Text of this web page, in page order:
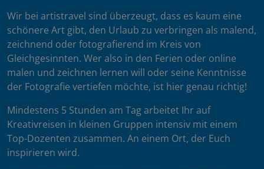
Wir bei artistravel sind überzeugt, dass es kaum eine
schönere Art gibt, den Urlaub zu verbringen als malend,
zeichnend oder fotografierend im Kreis von
Gleichgesinnten. Wer also in den Ferien oder online
malen und zeichnen lernen will oder seine Kenntnisse
der Fotografie vertiefen möchte, ist hier genau richtig!
Mindestens 5 Stunden am Tag arbeitet Ihr auf
Kreativreisen in kleinen Gruppen intensiv mit einem
Top-Dozenten zusammen. An einem Ort, der Euch
inspirieren wird.